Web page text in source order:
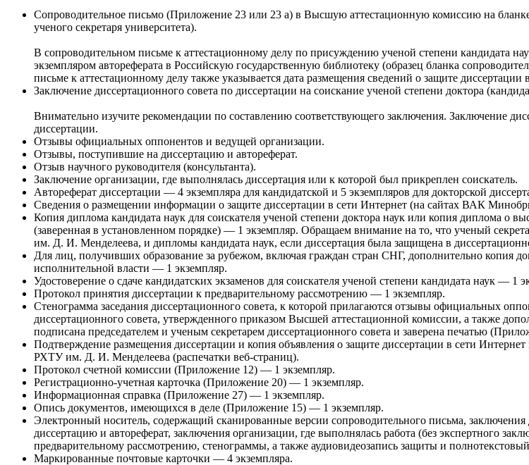
Сопроводительное письмо (Приложение 23 или 23 а) в Высшую аттестационную комиссию на бланке
ученого секретаря университета).
В сопроводительном письме к аттестационному делу по присуждению ученой степени кандидата
экземпляром автореферата в Российскую государственную библиотеку (образец бланка
письме к аттестационному делу также указывается дата размещения сведений о защите диссертации
Заключение диссертационного совета по диссертации на соискание ученой степени доктора
Внимательно изучите рекомендации по составлению соответствующего заключения. Заключение
диссертации.
Отзывы официальных оппонентов и ведущей организации.
Отзывы, поступившие на диссертацию и автореферат.
Отзыв научного руководителя (консультанта).
Заключение организации, где выполнялась диссертация или к которой был прикреплен соискатель.
Автореферат диссертации — 4 экземпляра для кандидатской и 5 экземпляров для докторской
Сведения о размещении информации о защите диссертации в сети Интернет (на сайтах ВАК
Копия диплома кандидата наук для соискателя ученой степени доктора наук или копия диплома о
(заверенная в установленном порядке) — 1 экземпляр. Обращаем внимание на то, что ученый
им. Д. И. Менделеева, и дипломы кандидата наук, если диссертация была защищена в
Для лиц, получивших образование за рубежом, включая граждан стран СНГ, дополнительно копия
исполнительной власти — 1 экземпляр.
Удостоверение о сдаче кандидатских экзаменов для соискателя ученой степени кандидата наук — 1
Протокол принятия диссертации к предварительному рассмотрению — 1 экземпляр.
Стенограмма заседания диссертационного совета, к которой прилагаются отзывы официальных
диссертационного совета, утвержденного приказом Высшей аттестационной комиссии, а также
подписана председателем и ученым секретарем диссертационного совета и заверена печатью (
Подтверждение размещения диссертации и копия объявления о защите диссертации в сети
РХТУ им. Д. И. Менделеева (распечатки веб-страниц).
Протокол счетной комиссии (Приложение 12) — 1 экземпляр.
Регистрационно-учетная карточка (Приложение 20) — 1 экземпляр.
Информационная справка (Приложение 27) — 1 экземпляр.
Опись документов, имеющихся в деле (Приложение 15) — 1 экземпляр.
Электронный носитель, содержащий сканированные версии сопроводительного письма,
диссертацию и автореферат, заключения организации, где выполнялась работа (без экспертного
предварительному рассмотрению, стенограммы, а также аудиовидеозапись защиты и
Маркированные почтовые карточки — 4 экземпляра.